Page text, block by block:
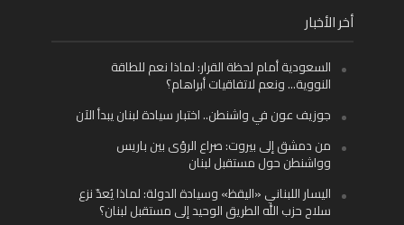
أخر الأخبار
السعودية أمام لحظة القرار: لماذا نعم للطاقة
النووية… ونعم لاتفاقيات أبراهام؟
جوزيف عون في واشنطن.. اختبار سيادة لبنان يبدأ الآن
من دمشق إلى بيروت: صراع الرؤى بين باريس
وواشنطن حول مستقبل لبنان
اليسار اللبناني «اليقظ» وسيادة الدولة: لماذا يُعدّ نزع
سلاح حزب الله الطريق الوحيد إلى مستقبل لبنان؟